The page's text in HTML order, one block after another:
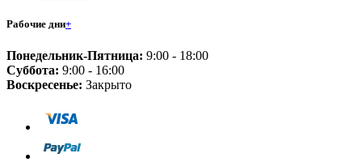
Рабочие дни+
Понедельник-Пятница: 9:00 - 18:00
Суббота: 9:00 - 16:00
Воскресенье: Закрыто